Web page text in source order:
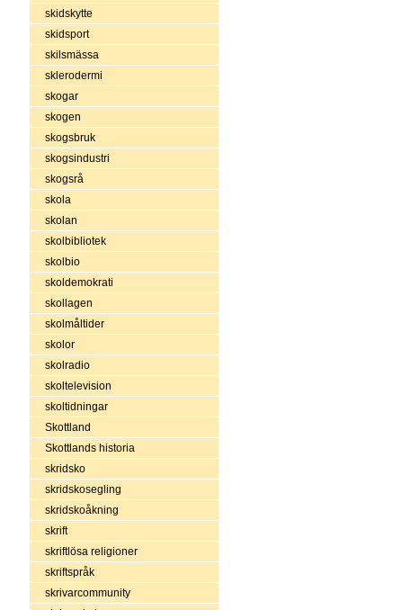
skidskytte
skidsport
skilsmässa
sklerodermi
skogar
skogen
skogsbruk
skogsindustri
skogsrå
skola
skolan
skolbibliotek
skolbio
skoldemokrati
skollagen
skolmåltider
skolor
skolradio
skoltelevision
skoltidningar
Skottland
Skottlands historia
skridsko
skridskosegling
skridskoåkning
skrift
skriftlösa religioner
skriftspråk
skrivarcommunity